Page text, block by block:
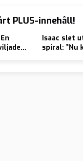
PLUS-innehåll!
Isaac slet
spiral: ”Nu